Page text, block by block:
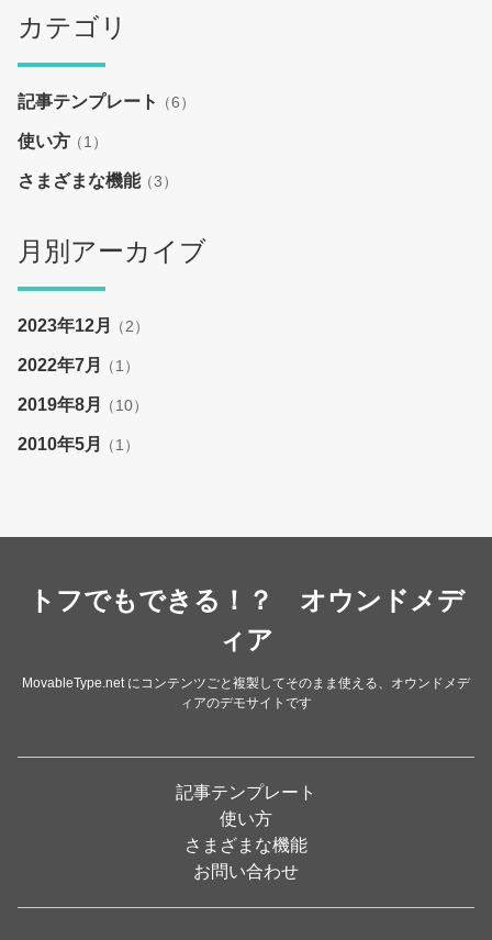
カテゴリ
記事テンプレート （6）
使い方（1）
さまざまな機能（3）
月別アーカイブ
2023年12月 （2）
2022年7月 （1）
2019年8月 （10）
2010年5月 （1）
トフでもできる！？ オウンドメデ
ィア
MovableType.net にコンテンツごと複製してそのまま使える、オウンドメデ
ィアのデモサイトです
記事テンプレート
使い方
さまざまな機能
お問い合わせ